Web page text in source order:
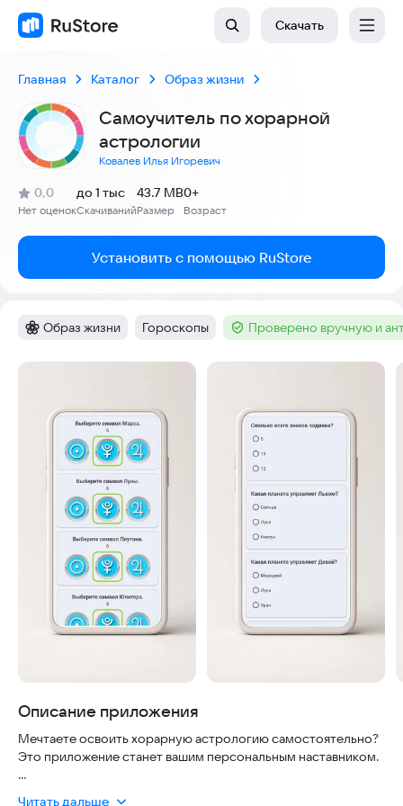
Скачать
Главная Каталог Образ жизни
Самоучитель по хорарной
астрологии
Ковалев Илья Игоревич
Рейтинг:
0,0
(
Нет оценок
)
Скачиваний
до 1 тыс
Размер
43.7 MB
Возраст
0+
Установить с помощью RuStore
Категория:
Образ жизни Тег:
Гороскопы Тег :Проверено вручную и
Скриншоты
Описание приложения
Мечтаете освоить хорарную астрологию самостоятельно?
Это приложение станет вашим персональным наставником.
Читать дальше